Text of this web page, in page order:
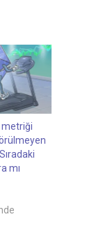
metriği
mı